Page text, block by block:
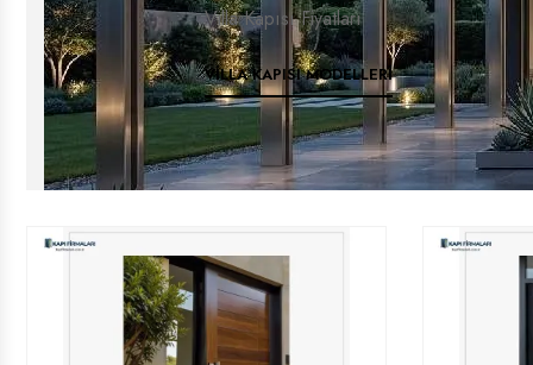
Villa Kapısı Fiyatları
VILLA KAPISI MODELLERI